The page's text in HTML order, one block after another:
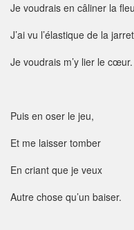
Je voudrais en câliner la
J’ai vu l’élastique de la
Je voudrais m’y lier le cœur.
Puis en oser le jeu,
Et me laisser tomber
En criant que je veux
Autre chose qu’un baiser.